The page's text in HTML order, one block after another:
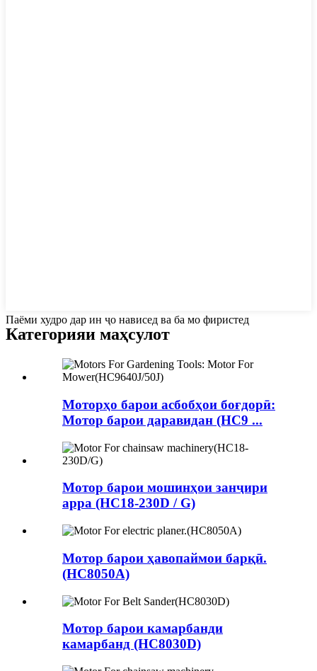
Паёми худро дар ин ҷо нависед ва ба мо фиристед
Категорияи маҳсулот
Моторҳо барои асбобҳои боғдорӣ:
Мотор барои даравидан (HC9 ...
Мотор барои мошинҳои занҷири
арра (HC18-230D / G)
Мотор барои ҳавопаймои барқӣ.
(HC8050A)
Мотор барои камарбанди
камарбанд (HC8030D)